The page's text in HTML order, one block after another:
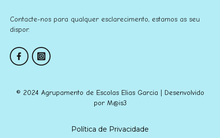
Contacte-nos para qualquer esclarecimento, estamos as seu
dispor.
© 2024 Agrupamento de Escolas Elias Garcia | Desenvolvido
por M@is3
Política de Privacidade